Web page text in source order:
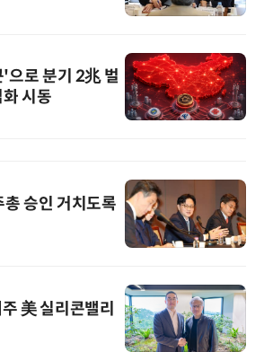
으로 분기 2兆 벌
시동
총 승인 거치도록
美 실리콘밸리